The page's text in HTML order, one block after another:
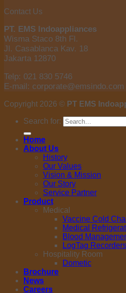
Contact Us
PT. EMS Indoappliances
Wisma Staco 8th Fl.
Jl. Casablanca Kav. 18
Jakarta 12870
Telp: 021 830 5746
E-mail: corporate@emsindo.com
Copyright 2026 © PT EMS
Search for:
Home
About Us
History
Our Values
Vision & Mission
Our Story
Service Partner
Product
Medical
Vaccine Cold
Medical
Blood
LogTag Recorders
Hospitality Room
Dometic
Brochure
News
Careers